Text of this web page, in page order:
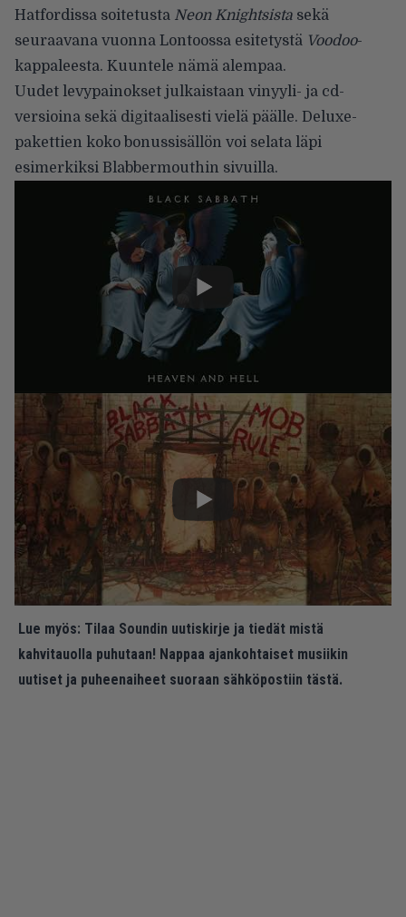
Hatfordissa soitetusta Neon Knightsista sekä
seuraavana vuonna Lontoossa esitetystä Voodoo-
kappaleesta. Kuuntele nämä alempaa.
Uudet levypainokset julkaistaan vinyyli- ja cd-
versioina sekä digitaalisesti vielä päälle. Deluxe-
pakettien koko bonussisällön voi selata läpi
esimerkiksi Blabbermouthin sivuilla.
Lue myös: Tilaa Soundin uutiskirje ja tiedät mistä
kahvitauolla puhutaan! Nappaa ajankohtaiset musiikin
uutiset ja puheenaiheet suoraan sähköpostiin tästä.